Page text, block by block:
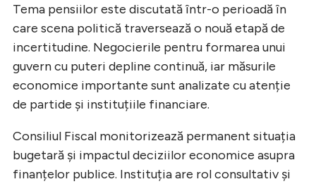
Tema pensiilor este discutată într-o perioadă în
care scena politică traversează o nouă etapă de
incertitudine. Negocierile pentru formarea unui
guvern cu puteri depline continuă, iar măsurile
economice importante sunt analizate cu atenție
de partide și instituțiile financiare.
Consiliul Fiscal monitorizează permanent situația
bugetară și impactul deciziilor economice asupra
finanțelor publice. Instituția are rol consultativ și